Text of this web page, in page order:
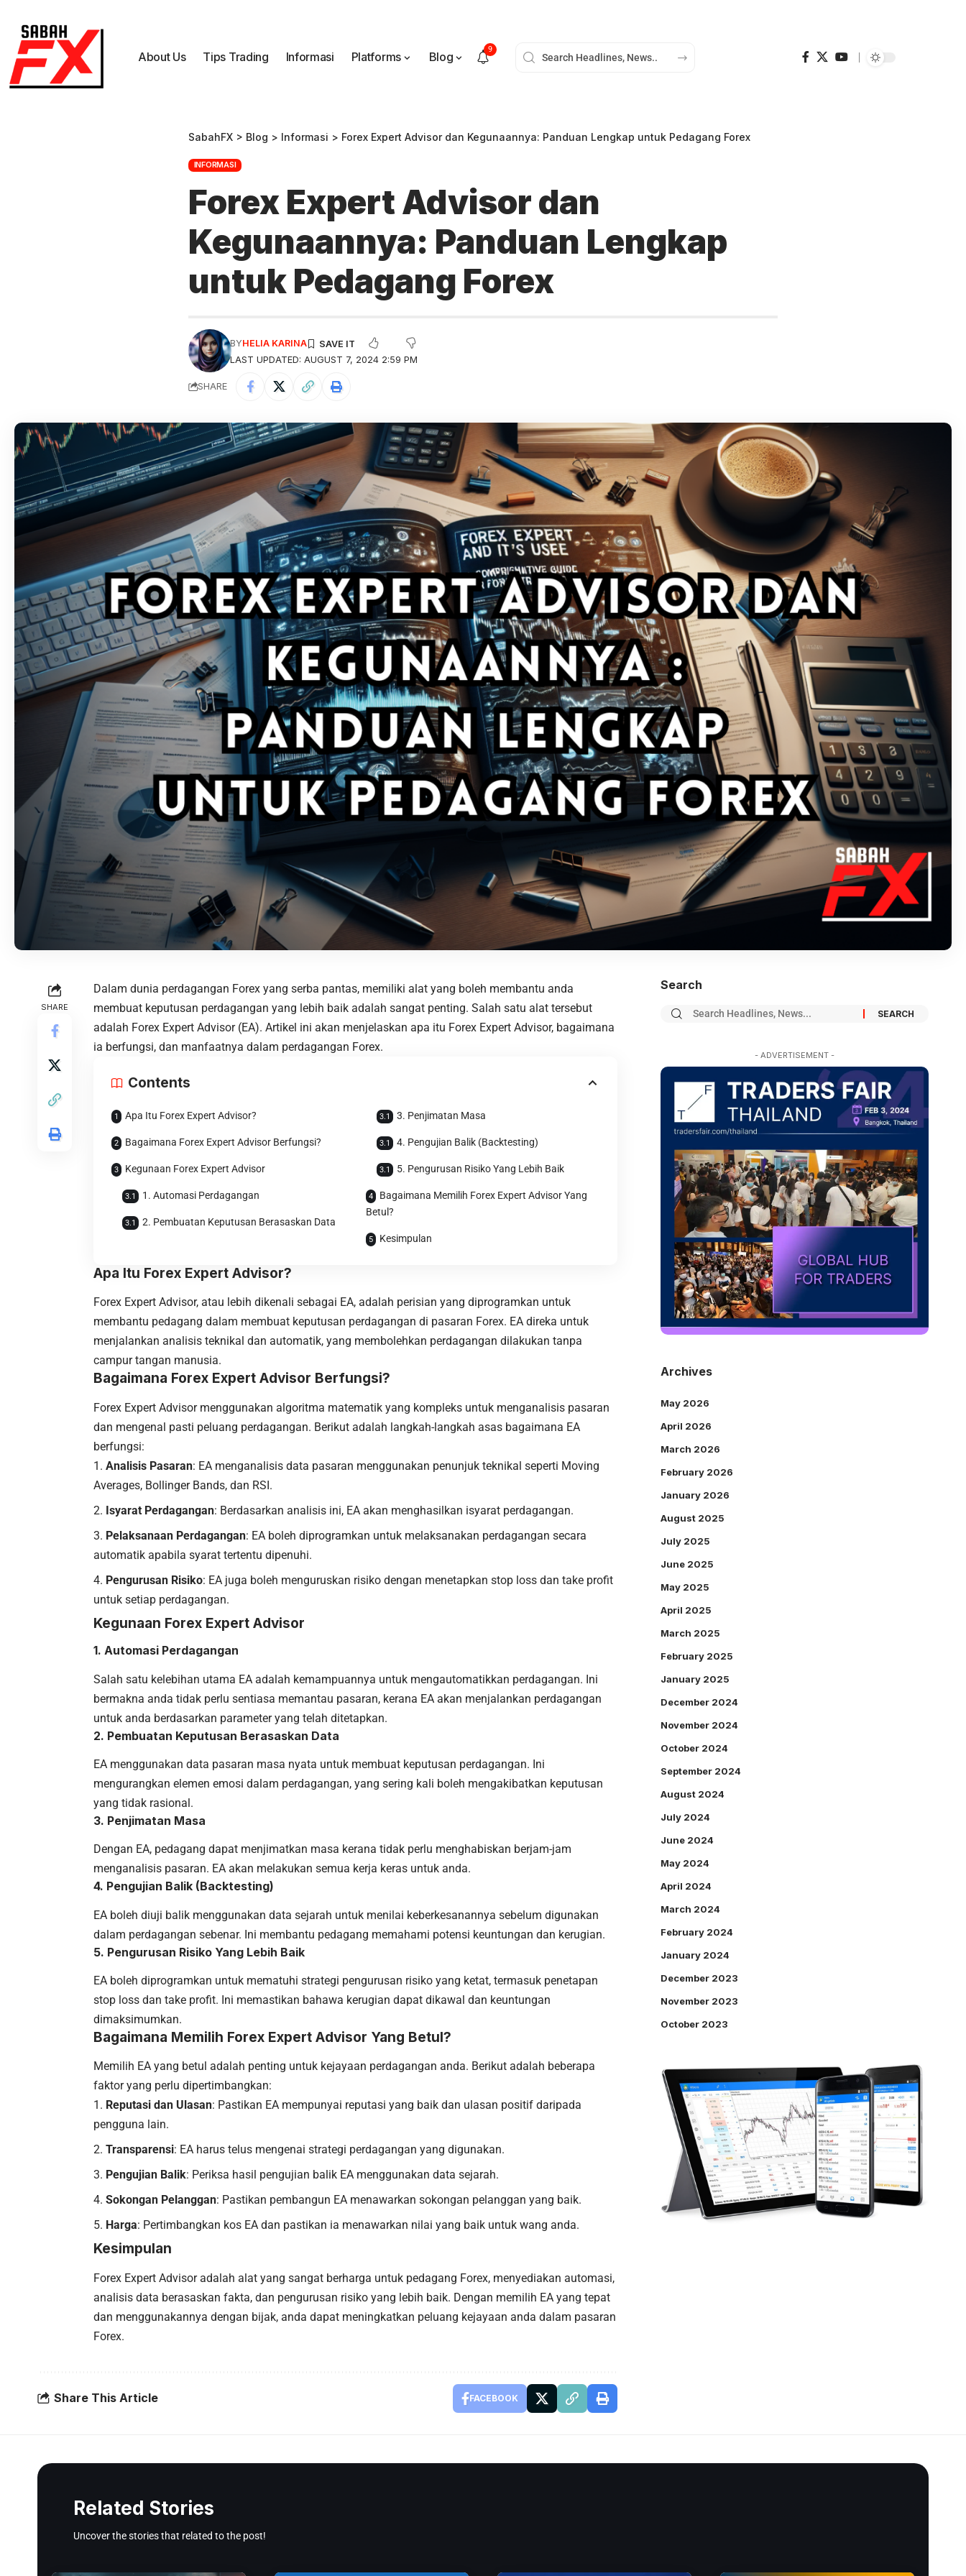
About Us Tips Trading Informasi Platforms Blog
9
SabahFX > Blog > Informasi > Forex Expert Advisor dan Kegunaannya: Panduan Lengkap untuk Pedagang Forex
INFORMASI
Forex Expert Advisor dan
Kegunaannya: Panduan Lengkap
untuk Pedagang Forex
LAST UPDATED: AUGUST 7, 2024 2:59 PM
BYHELIA KARINA
SHARE
SHARE
Dalam dunia perdagangan Forex yang serba pantas, memiliki alat yang boleh membantu anda
membuat keputusan perdagangan yang lebih baik adalah sangat penting. Salah satu alat tersebut
adalah Forex Expert Advisor (EA). Artikel ini akan menjelaskan apa itu Forex Expert Advisor, bagaimana
ia berfungsi, dan manfaatnya dalam perdagangan Forex.
Contents
Apa Itu Forex Expert Advisor?
Bagaimana Forex Expert Advisor Berfungsi?
Kegunaan Forex Expert Advisor
1. Automasi Perdagangan
2. Pembuatan Keputusan Berasaskan Data
3. Penjimatan Masa
4. Pengujian Balik (Backtesting)
5. Pengurusan Risiko Yang Lebih Baik
Bagaimana Memilih Forex Expert Advisor Yang
Betul?
Kesimpulan
Apa Itu Forex Expert Advisor?
Forex Expert Advisor, atau lebih dikenali sebagai EA, adalah perisian yang diprogramkan untuk
membantu pedagang dalam membuat keputusan perdagangan di pasaran Forex. EA direka untuk
menjalankan analisis teknikal dan automatik, yang membolehkan perdagangan dilakukan tanpa
campur tangan manusia.
Bagaimana Forex Expert Advisor Berfungsi?
Forex Expert Advisor menggunakan algoritma matematik yang kompleks untuk menganalisis pasaran
dan mengenal pasti peluang perdagangan. Berikut adalah langkah-langkah asas bagaimana EA
berfungsi:
Analisis Pasaran: EA menganalisis data pasaran menggunakan penunjuk teknikal seperti Moving
Averages, Bollinger Bands, dan RSI.
Isyarat Perdagangan: Berdasarkan analisis ini, EA akan menghasilkan isyarat perdagangan.
Pelaksanaan Perdagangan: EA boleh diprogramkan untuk melaksanakan perdagangan secara
automatik apabila syarat tertentu dipenuhi.
Pengurusan Risiko: EA juga boleh menguruskan risiko dengan menetapkan stop loss dan take profit
untuk setiap perdagangan.
Kegunaan Forex Expert Advisor
1. Automasi Perdagangan
Salah satu kelebihan utama EA adalah kemampuannya untuk mengautomatikkan perdagangan. Ini
bermakna anda tidak perlu sentiasa memantau pasaran, kerana EA akan menjalankan perdagangan
untuk anda berdasarkan parameter yang telah ditetapkan.
2. Pembuatan Keputusan Berasaskan Data
EA menggunakan data pasaran masa nyata untuk membuat keputusan perdagangan. Ini
mengurangkan elemen emosi dalam perdagangan, yang sering kali boleh mengakibatkan keputusan
yang tidak rasional.
3. Penjimatan Masa
Dengan EA, pedagang dapat menjimatkan masa kerana tidak perlu menghabiskan berjam-jam
menganalisis pasaran. EA akan melakukan semua kerja keras untuk anda.
4. Pengujian Balik (Backtesting)
EA boleh diuji balik menggunakan data sejarah untuk menilai keberkesanannya sebelum digunakan
dalam perdagangan sebenar. Ini membantu pedagang memahami potensi keuntungan dan kerugian.
5. Pengurusan Risiko Yang Lebih Baik
EA boleh diprogramkan untuk mematuhi strategi pengurusan risiko yang ketat, termasuk penetapan
stop loss dan take profit. Ini memastikan bahawa kerugian dapat dikawal dan keuntungan
dimaksimumkan.
Bagaimana Memilih Forex Expert Advisor Yang Betul?
Memilih EA yang betul adalah penting untuk kejayaan perdagangan anda. Berikut adalah beberapa
faktor yang perlu dipertimbangkan:
Reputasi dan Ulasan: Pastikan EA mempunyai reputasi yang baik dan ulasan positif daripada
pengguna lain.
Transparensi: EA harus telus mengenai strategi perdagangan yang digunakan.
Pengujian Balik: Periksa hasil pengujian balik EA menggunakan data sejarah.
Sokongan Pelanggan: Pastikan pembangun EA menawarkan sokongan pelanggan yang baik.
Harga: Pertimbangkan kos EA dan pastikan ia menawarkan nilai yang baik untuk wang anda.
Kesimpulan
Forex Expert Advisor adalah alat yang sangat berharga untuk pedagang Forex, menyediakan automasi,
analisis data berasaskan fakta, dan pengurusan risiko yang lebih baik. Dengan memilih EA yang tepat
dan menggunakannya dengan bijak, anda dapat meningkatkan peluang kejayaan anda dalam pasaran
Forex.
Share This Article FACEBOOK
Search
- ADVERTISEMENT -
Archives
May 2026
April 2026
March 2026
February 2026
January 2026
August 2025
July 2025
June 2025
May 2025
April 2025
March 2025
February 2025
January 2025
December 2024
November 2024
October 2024
September 2024
August 2024
July 2024
June 2024
May 2024
April 2024
March 2024
February 2024
January 2024
December 2023
November 2023
October 2023
Related Stories
Uncover the stories that related to the post!